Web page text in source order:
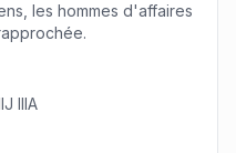
les hommes d'affaires
IIIA